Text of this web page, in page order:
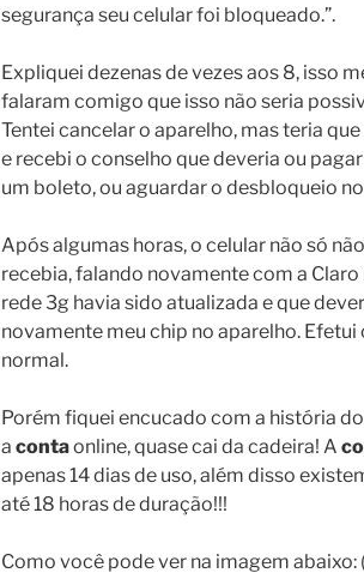
segurança seu celular foi bloqueado.”.
Expliquei dezenas de vezes aos 8, isso
falaram comigo que isso não seria
Tentei cancelar o aparelho, mas teria
e recebi o conselho que deveria ou pagar
um boleto, ou aguardar o desbloqueio
Após algumas horas, o celular não só
recebia, falando novamente com a
rede 3g havia sido atualizada e que
novamente meu chip no aparelho.
normal.
Porém fiquei encucado com a história
a contaonline, quase cai da cadeira! A
apenas 14 dias de uso, além disso
até 18 horas de duração!!!
Como você pode ver na imagem abaixo: